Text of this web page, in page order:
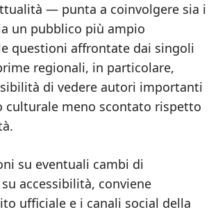
— punta a coinvolgere sia i
un pubblico più ampio
questioni affrontate dai singoli
regionali, in particolare,
di vedere autori importanti
culturale meno scontato rispetto
su eventuali cambi di
accessibilità, conviene
ufficiale e i canali social della